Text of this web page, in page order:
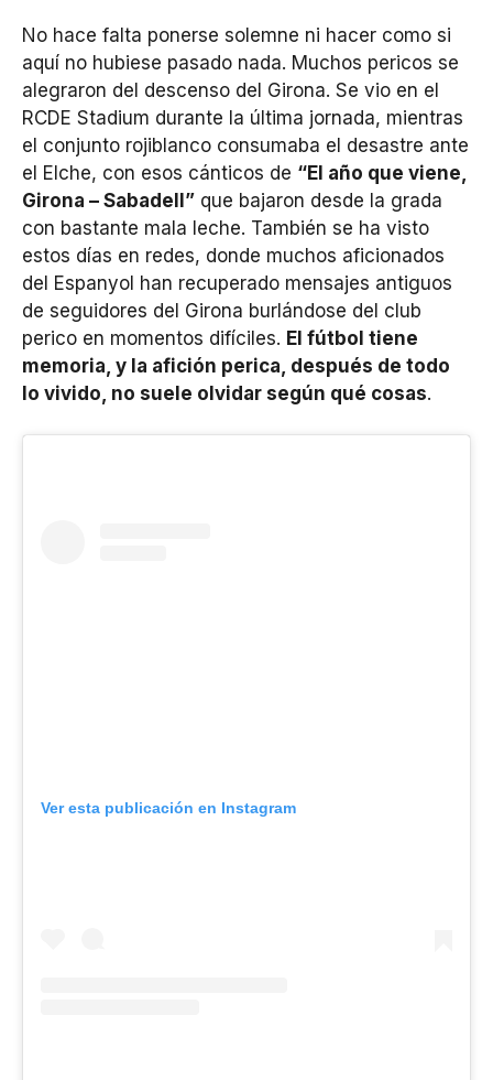
No hace falta ponerse solemne ni hacer como si
aquí no hubiese pasado nada. Muchos pericos se
alegraron del descenso del Girona. Se vio en el
RCDE Stadium durante la última jornada, mientras
el conjunto rojiblanco consumaba el desastre ante
el Elche, con esos cánticos de “El año que viene,
Girona – Sabadell” que bajaron desde la grada
con bastante mala leche. También se ha visto
estos días en redes, donde muchos aficionados
del Espanyol han recuperado mensajes antiguos
de seguidores del Girona burlándose del club
perico en momentos difíciles. El fútbol tiene
memoria, y la afición perica, después de todo
lo vivido, no suele olvidar según qué cosas.
Ver esta publicación en Instagram